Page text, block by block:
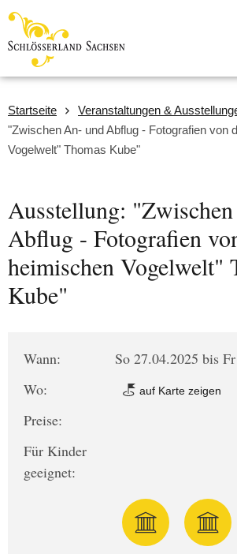
Startseite Veranstaltungen &
"Zwischen An- und Abflug - Fotografien von
Vogelwelt" Thomas Kube"
Ausstellung:
Abflug - Fotografien
heimischen Vogelwelt"
Kube"
Wann:
So 27.04.2025 bis
Wo:
auf Karte zeigen
Preise:
Für Kinder
geeignet: